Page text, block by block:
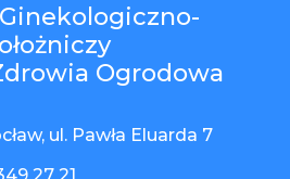
Ogrodowa
ul. Pawła Eluarda 7